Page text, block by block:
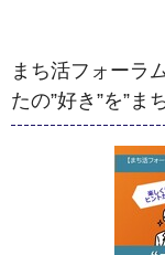
まち活フォーラ
たの”好き”を”ま